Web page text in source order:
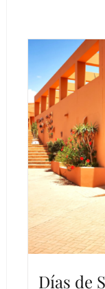
Días de